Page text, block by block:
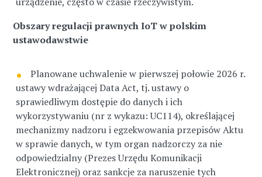
Obszary regulacji prawnych IoT w polskim
ustawodawstwie
Planowane uchwalenie w pierwszej połowie 2026 r.
ustawy wdrażającej Data Act, tj. ustawy o
sprawiedliwym dostępie do danych i ich
wykorzystywaniu (nr z wykazu: UC114), określającej
mechanizmy nadzoru i egzekwowania przepisów Aktu
w sprawie danych, w tym organ nadzorczy za nie
odpowiedzialny (Prezes Urzędu Komunikacji
Elektronicznej) oraz sankcje za naruszenie tych